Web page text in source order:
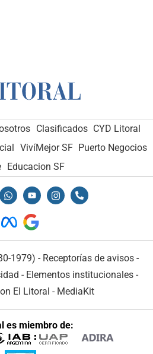
Clasificados CYD Litoral
VivíMejor SF Puerto Negocios
Educacion SF
1979) - Receptorías de avisos -
- Elementos institucionales -
El Litoral - MediaKit
es miembro de: